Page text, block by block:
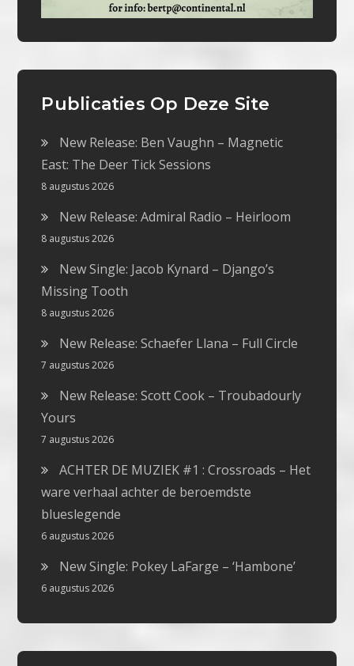
Publicaties Op Deze Site
New Release: Ben Vaughn – Magnetic
East: The Deer Tick Sessions
8 augustus 2026
New Release: Admiral Radio – Heirloom
8 augustus 2026
New Single: Jacob Kynard – Django’s
Missing Tooth
8 augustus 2026
New Release: Schaefer Llana – Full Circle
7 augustus 2026
New Release: Scott Cook – Troubadourly
Yours
7 augustus 2026
ACHTER DE MUZIEK #1 : Crossroads – Het
ware verhaal achter de beroemdste
blueslegende
6 augustus 2026
New Single: Pokey LaFarge – ‘Hambone’
6 augustus 2026